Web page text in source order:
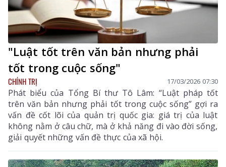
"Luật tốt trên văn bản nhưng phải
tốt trong cuộc sống"
CHÍNH TRỊ 17/03/2026 07:30
Phát biểu của Tổng Bí thư Tô Lâm: “Luật pháp tốt
trên văn bản nhưng phải tốt trong cuộc sống” gợi ra
vấn đề cốt lõi của quản trị quốc gia: giá trị của luật
không nằm ở câu chữ, mà ở khả năng đi vào đời sống,
giải quyết những vấn đề thực của xã hội.